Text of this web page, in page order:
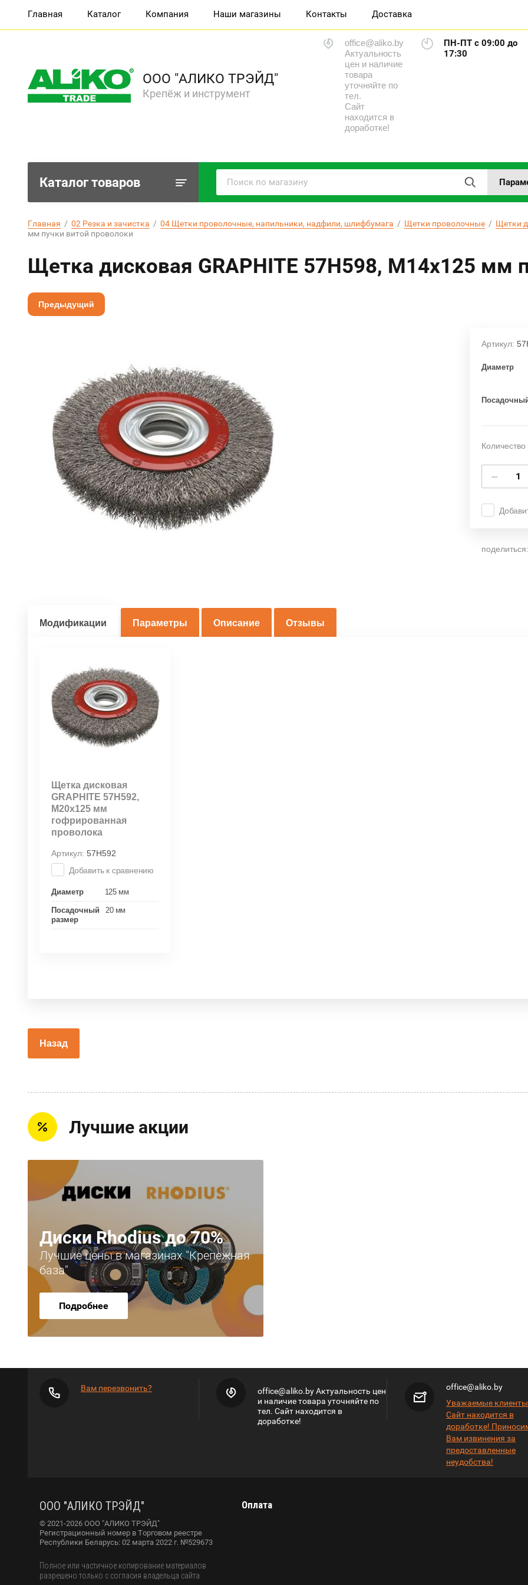
Главная Каталог Компания Наши магазины Контакты Доставка
ООО "АЛИКО ТРЭЙД"
Крепёж и инструмент
office@aliko.by
Актуальность
цен и наличие
товара
уточняйте по
тел.
Сайт
находится в
доработке!
ПН-ПТ с 09:00 до
17:30
Каталог товаров
Главная
  /
02 Резка и зачистка
  /
04 Щетки проволочные, напильники, надфили, шлифбумага
  /
Щетки проволочные
  /
Щетки
мм пучки витой проволоки
Щетка дисковая GRAPHITE 57H598, М14х125 мм
Предыдущий
Артикул:
Диаметр
−
Модификации Параметры Описание Отзывы
Щетка дисковая
GRAPHITE 57H592,
М20х125 мм
гофрированная
проволока
Артикул: 57H592
Добавить к сравнению
Диаметр 125 мм
Посадочный
размер
20 мм
Назад
Лучшие акции
Диски Rhodius до 70%
Лучшие цены в магазинах "Крепежная
база"
Подробнее
Вам перезвонить?
office@aliko.by Актуальность цен
и наличие товара уточняйте по
тел. Сайт находится в
доработке!
office@aliko.by
Уважаемые
Сайт находится в
доработке!
Вам извинения за
предоставленные
неудобства!
ООО "АЛИКО ТРЭЙД"
© 2021-2026 ООО "АЛИКО ТРЭЙД"
Регистрационный номер в Торговом реестре
Республики Беларусь: 02 марта 2022 г. №529673
Полное или частичное копирование материалов
разрешено только с согласия владельца сайта
Оплата